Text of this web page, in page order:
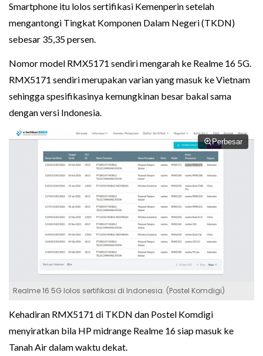
Smartphone itu lolos sertifikasi Kemenperin setelah
mengantongi Tingkat Komponen Dalam Negeri (TKDN)
sebesar 35,35 persen.
Nomor model RMX5171 sendiri mengarah ke Realme 16 5G.
RMX5171 sendiri merupakan varian yang masuk ke Vietnam
sehingga spesifikasinya kemungkinan besar bakal sama
dengan versi Indonesia.
Perbesar
Realme 16 5G lolos sertifikasi di Indonesia. (Postel Komdigi)
Kehadiran RMX5171 di TKDN dan Postel Komdigi
menyiratkan bila HP midrange Realme 16 siap masuk ke
Tanah Air dalam waktu dekat.